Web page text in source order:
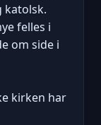
katolsk.
felles i
om side i
kirken har